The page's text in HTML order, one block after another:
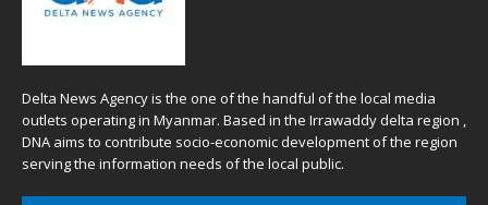
Delta News Agency is the one of the handful of the local media
outlets operating in Myanmar. Based in the Irrawaddy delta region ,
DNA aims to contribute socio-economic development of the region
serving the information needs of the local public.